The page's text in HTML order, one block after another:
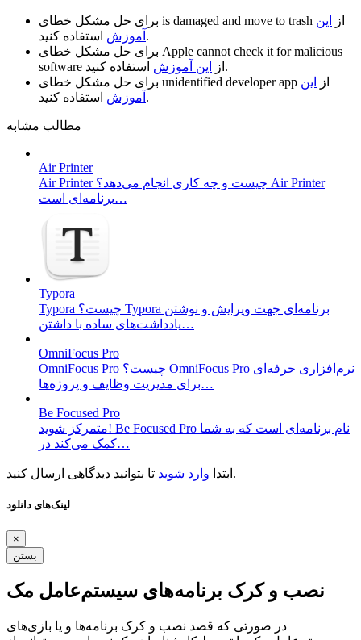
is damaged and move to trash از
این
آموزش استفاده کنید.
Apple cannot check it for malicious
software
از این آموزش
استفاده کنید.
unidentified developer app از
این
آموزش استفاده کنید.
مطالب مشابه
Air Printer
Air Printer چیست و چه کاری انجام می‌دهد؟ Air Printer
برنامه‌ای است…
Typora
Typora چیست؟ Typora برنامه‌ای جهت ویرایش و نوشتن
یادداشت‌های ساده با داشتن…
OmniFocus Pro
OmniFocus Pro چیست؟ OmniFocus Pro نرم‌افزاری حرفه‌ای
برای مدیریت وظایف و پروژه‌ها…
Be Focused Pro
متمرکز شوید! Be Focused Pro نام برنامه‌ای است که به شما
کمک می‌کند در…
ابتدا وارد شوید تا بتوانید دیدگاهی ارسال کنید.
لینک‌های دانلود
×
بستن
نصب و کرک برنامه‌های سیستم‌عامل مک
در صورتی که قصد نصب و کرک برنامه‌ها و یا بازی‌های